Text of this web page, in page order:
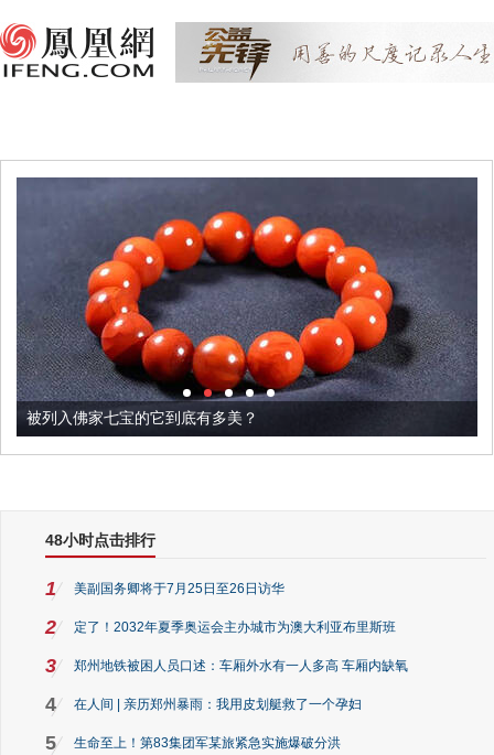
被列入佛家七宝的它到底有多美？
48小时点击排行
1 美副国务卿将于7月25日至26日访华
2 定了！2032年夏季奥运会主办城市为澳大利亚布里斯班
3 郑州地铁被困人员口述：车厢外水有一人多高 车厢内缺氧
4 在人间 | 亲历郑州暴雨：我用皮划艇救了一个孕妇
5 生命至上！第83集团军某旅紧急实施爆破分洪